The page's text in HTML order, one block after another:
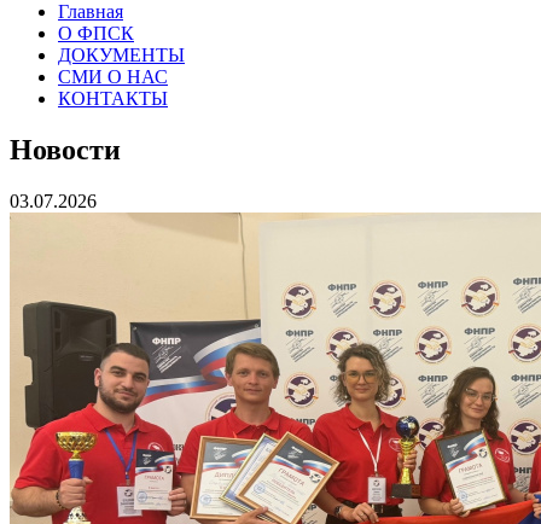
Главная
О ФПСК
ДОКУМЕНТЫ
СМИ О НАС
КОНТАКТЫ
Новости
03.07.2026